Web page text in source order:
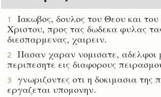
1
Ιακωβος, δουλος του Θεου και
Χριστου, προς τας δωδεκα φυλας
διεσπαρμενας, χαιρειν.
2
Πασαν χαραν νομισατε, αδελφοι
περιπεσητε εις διαφορους
3
γνωριζοντες οτι η δοκιμασια της
εργαζεται υπομονην.